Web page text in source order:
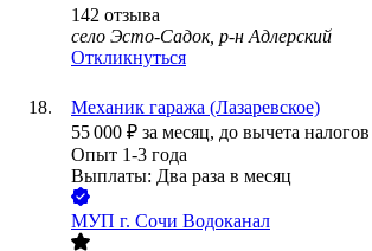
142 отзыва
село Эсто-Садок, р-н Адлерский
Откликнуться
Механик гаража (Лазаревское)
55 000 ₽ за месяц, до вычета налогов
Опыт 1-3 года
Выплаты: Два раза в месяц
МУП г. Сочи Водоканал